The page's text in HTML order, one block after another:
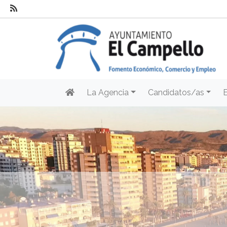
La Agencia Candidatos/as